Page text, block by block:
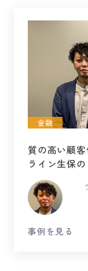
金融
質の高い顧
ライン生保
事例を見る